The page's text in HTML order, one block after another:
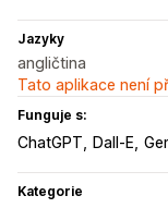
Jazyky
angličtina
Tato aplikace není
Funguje s:
ChatGPT Dall-E
Kategorie